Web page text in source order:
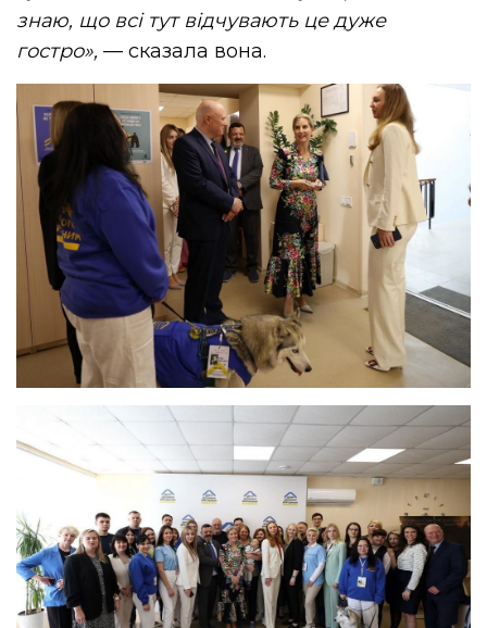
знаю, що всі тут відчувають це дуже
гостро», — сказала вона.